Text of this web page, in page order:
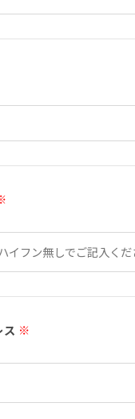
ス ※